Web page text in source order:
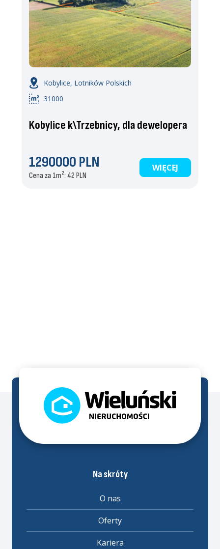
Kobylice, Lotników Polskich
31000
Kobylice k\Trzebnicy, dla dewelopera
1290000 PLN
Cena za 1m2: 42 PLN
WIĘCEJ
Na skróty
O nas
Oferty
Kariera